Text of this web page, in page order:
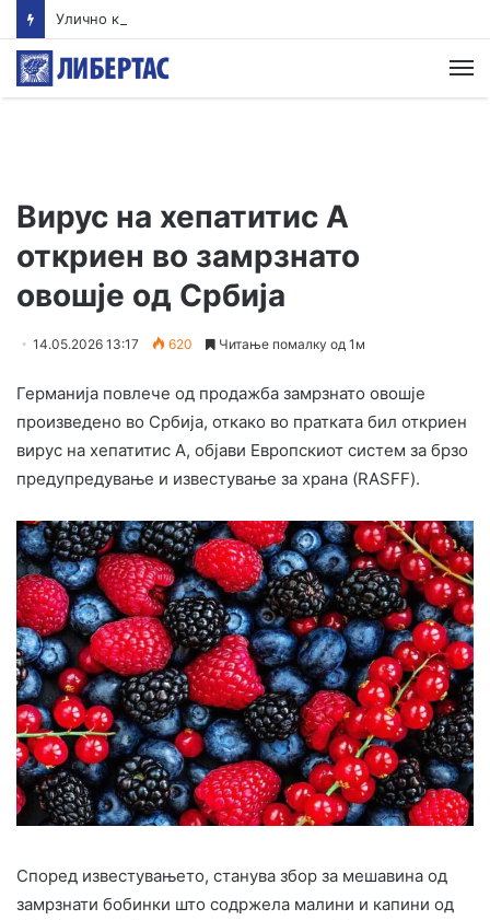
Улично куче тешко повредило 18 месечно детенце
Вирус на хепатитис А
откриен во замрзнато
овошје од Србија
14.05.2026 13:17 620 Читање помалку од 1м
Германија повлече од продажба замрзнато овошје
произведено во Србија, откако во пратката бил откриен
вирус на хепатитис А, објави Европскиот систем за брзо
предупредување и известување за храна (RASFF).
Според известувањето, станува збор за мешавина од
замрзнати бобинки што содржела малини и капини од